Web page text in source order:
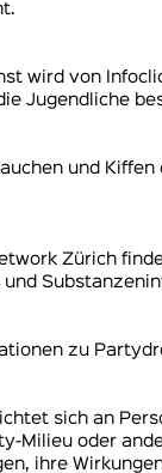
wird von
Jugendliche
und
Zürich
zu
richtet sich an
Milieu oder
ihre